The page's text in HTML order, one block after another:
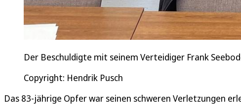
Der Beschuldigte mit seinem Verteidiger Frank
Copyright: Hendrik Pusch
Das 83-jährige Opfer war seinen schweren Verletzungen